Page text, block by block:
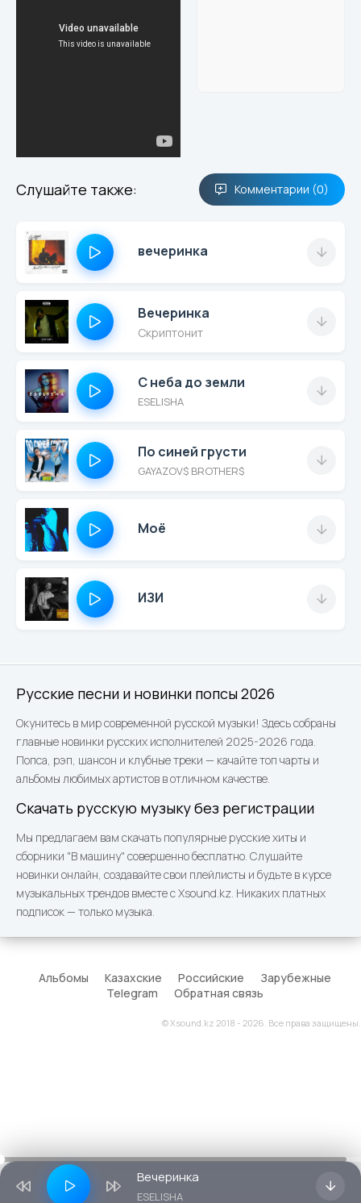
Русские песни и новинки попсы 2026
Окунитесь в мир современной русской музыки! Здесь собраны
главные новинки русских исполнителей 2025-2026 года.
Попса, рэп, шансон и клубные треки — качайте топ чарты и
альбомы любимых артистов в отличном качестве.
Скачать русскую музыку без регистрации
Мы предлагаем вам скачать популярные русские хиты и
сборники "В машину" совершенно бесплатно. Слушайте
новинки онлайн, создавайте свои плейлисты и будьте в курсе
музыкальных трендов вместе с Xsound.kz. Никаких платных
подписок — только музыка.
Слушайте также: Комментарии (0)
вечеринка
Вечеринка
Скриптонит
С неба до земли
ESELISHA
По синей грусти
GAYAZOV$ BROTHER$
Моё
ИЗИ
Альбомы Казахские Российские
Зарубежные
Telegram
Обратная связь
© Xsound.kz 2018 - 2026. Все права защищены.
Вечеринка
ESELISHA